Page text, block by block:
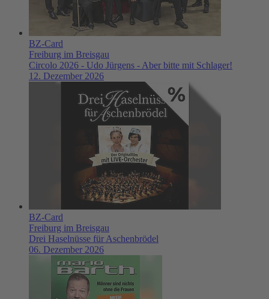
BZ-Card
Freiburg im Breisgau
Circolo 2026 - Udo Jürgens - Aber bitte mit Schlager!
12. Dezember 2026
BZ-Card
Freiburg im Breisgau
Drei Haselnüsse für Aschenbrödel
06. Dezember 2026